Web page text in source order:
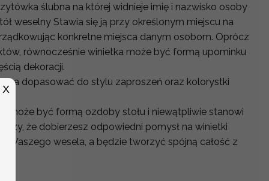
ślubna na której widnieje imię i nazwisko osoby
weselny Stawia się ją przy określonym miejscu na
konkretne miejsca danym osobom. Oprócz
równocześnie winietka może być formą upominku
dekoracji.
dopasować do stylu zaproszeń oraz kolorystki
może być formą ozdoby stołu i niewątpliwie stanowi
że dobierzesz odpowiedni pomysł na winietki
Waszego wesela, a będzie tworzyć spójną całość z
X